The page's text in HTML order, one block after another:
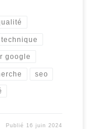
google
seo
Publié 16 juin 2024